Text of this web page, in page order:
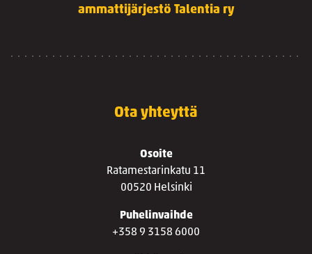
ammattijärjestö Talentia ry
Ota yhteyttä
Osoite
Ratamestarinkatu 11
00520 Helsinki
Puhelinvaihde
+358 9 3158 6000